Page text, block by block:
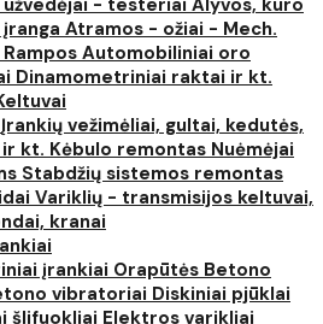
- testeriai Alyvos, kuro
Atramos - ožiai - Mech.
Automobiliniai oro
Dinamometriniai raktai ir kt.
Įrankių vežimėliai, gultai, kedutės,
kt. Kėbulo remontas Nuėmėjai
Stabdžių sistemos remontas
Variklių - transmisijos keltuvai,
kranai
įrankiai Orapūtės Betono
vibratoriai Diskiniai pjūklai
šlifuokliai Elektros varikliai